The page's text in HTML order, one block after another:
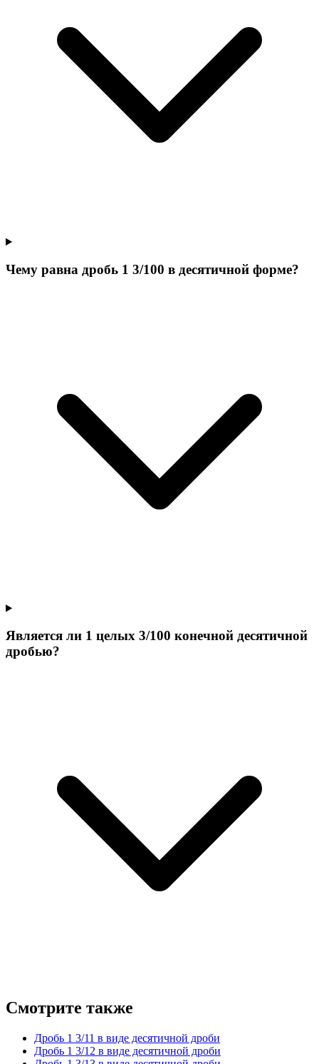
Чему равна дробь 1 3/100 в десятичной форме?
Является ли 1 целых 3/100 конечной десятичной
дробью?
Смотрите также
Дробь 1 3/11 в виде десятичной дроби
Дробь 1 3/12 в виде десятичной дроби